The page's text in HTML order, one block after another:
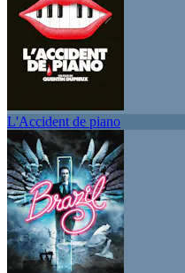
L'Accident de piano